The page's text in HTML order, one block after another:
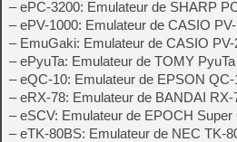
– ePC-3200: Emulateur de SHARP
– ePV-1000: Emulateur de CASIO
– EmuGaki: Emulateur de CASIO PV-
– ePyuTa: Emulateur de TOMY
– eQC-10: Emulateur de EPSON
– eRX-78: Emulateur de BANDAI RX-
– eSCV: Emulateur de EPOCH
– eTK-80BS: Emulateur de NEC TK-